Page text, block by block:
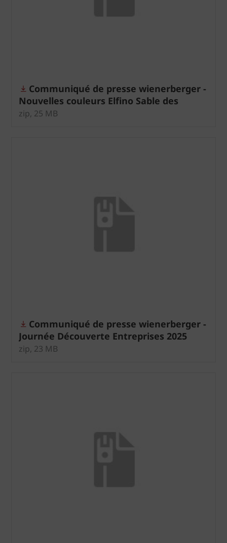
Communiqué de presse wienerberger -
Nouvelles couleurs Elfino Sable des
dunes
zip, 25 MB
Communiqué de presse wienerberger -
Journée Découverte Entreprises 2025
zip, 23 MB